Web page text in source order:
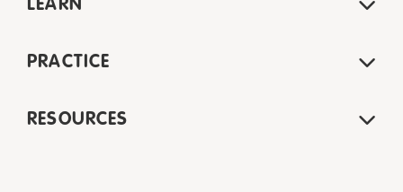
LEARN
PRACTICE
RESOURCES